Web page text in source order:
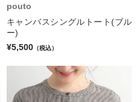
pouto
キャンバスシングルトート(ブル
ー)
¥5,500 （税込）